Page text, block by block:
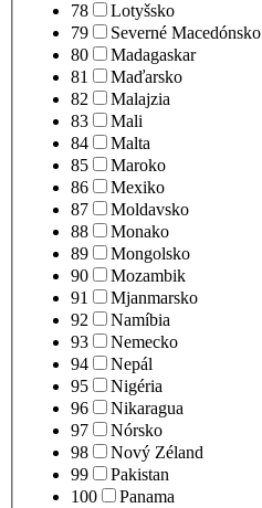
78
Lotyšsko
79
Severné Macedónsko
80
Madagaskar
81
Maďarsko
82
Malajzia
83
Mali
84
Malta
85
Maroko
86
Mexiko
87
Moldavsko
88
Monako
89
Mongolsko
90
Mozambik
91
Mjanmarsko
92
Namíbia
93
Nemecko
94
Nepál
95
Nigéria
96
Nikaragua
97
Nórsko
98
Nový Zéland
99
Pakistan
100
Panama